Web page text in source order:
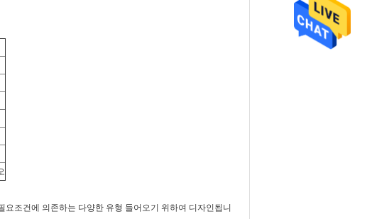
조건에 의존하는 다양한 유형 들어오기 위하여 디자인됩니